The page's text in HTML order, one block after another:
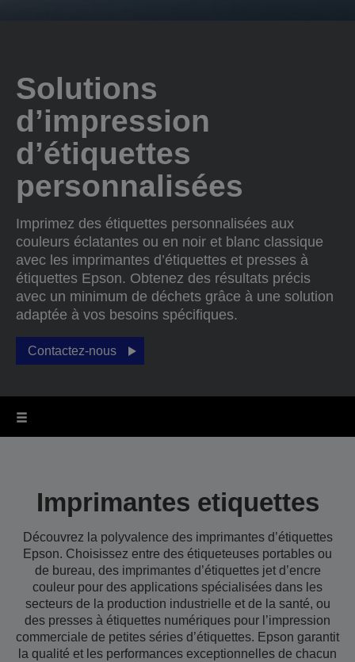
Solutions
d’impression
d’étiquettes
personnalisées
Imprimez des étiquettes personnalisées aux
couleurs éclatantes ou en noir et blanc classique
avec les imprimantes d’étiquettes et presses à
étiquettes Epson. Obtenez des résultats précis
avec un minimum de déchets grâce à une solution
adaptée à vos besoins spécifiques.
Contactez-nous
Imprimantes etiquettes
Découvrez la polyvalence des imprimantes d’étiquettes
Epson. Choisissez entre des étiqueteuses portables ou
de bureau, des imprimantes d’étiquettes jet d’encre
couleur pour des applications spécialisées dans les
secteurs de la production industrielle et de la santé, ou
des presses à étiquettes numériques pour l’impression
commerciale de petites séries d’étiquettes. Epson garantit
la qualité et les performances exceptionnelles de chacun